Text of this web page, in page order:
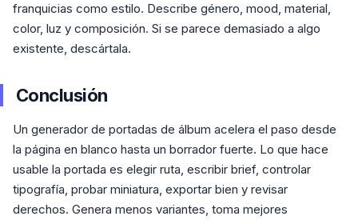
franquicias como estilo. Describe género, mood, material,
color, luz y composición. Si se parece demasiado a algo
existente, descártala.
Conclusión
Un generador de portadas de álbum acelera el paso desde
la página en blanco hasta un borrador fuerte. Lo que hace
usable la portada es elegir ruta, escribir brief, controlar
tipografía, probar miniatura, exportar bien y revisar
derechos. Genera menos variantes, toma mejores